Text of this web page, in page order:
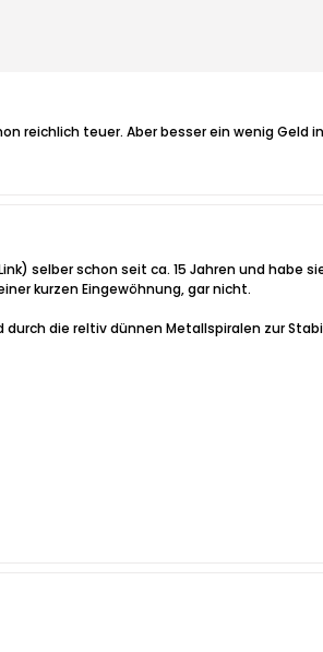
reichlich teuer. Aber besser ein wenig Geld
selber schon seit ca. 15 Jahren und
kurzen Eingewöhnung, gar nicht.
durch die reltiv dünnen Metallspiralen zur